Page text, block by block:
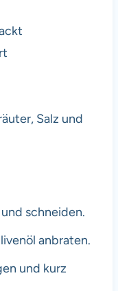
Salz und
schneiden.
anbraten.
und kurz